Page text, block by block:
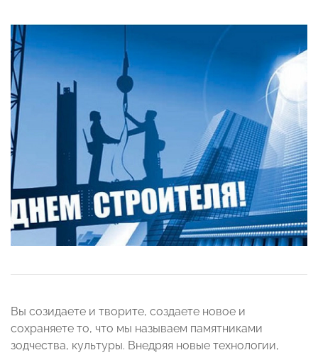
Вы созидаете и творите, создаете новое и
сохраняете то, что мы называем памятниками
зодчества, культуры. Внедряя новые технологии,